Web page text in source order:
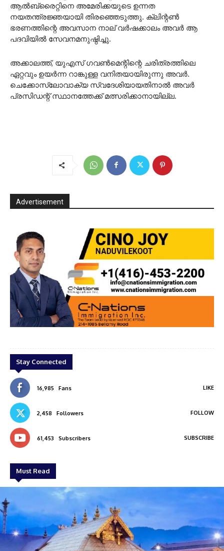
ആൽബ്രൈറ്റിനെ അമേരിക്കയുടെ ഉന്നത
നയതന്ത്രജ്ഞയായി തിരഞ്ഞെടുത്തു. ക്ലിന്റൺ
ഭരണത്തിന്റെ അവസാന നാല് വർഷക്കാലം അവർ ആ
പദവിയിൽ സേവനമനുഷ്ഠിച്ചു.
അക്കാലത്ത്, യുഎസ് ഗവൺമെന്റിന്റെ ചരിത്രത്തിലെ
ഏറ്റവും ഉയർന്ന റാങ്കുള്ള വനിതയായിരുന്നു അവർ.
ചെക്കോസ്ലോവാക്യ സ്വദേശിയായതിനാൽ അവർ
പ്രസിഡന്റ് സ്ഥാനത്തേക്ക് മത്സരിക്കാനായില്ല.
Advertisement
Stay Connected
16,985 Fans LIKE
2,458 Followers FOLLOW
61,453 Subscribers SUBSCRIBE
Must Read